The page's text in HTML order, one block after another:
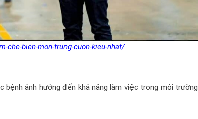
che-bien-mon-trung-cuon-kieu-nhat/
bệnh ảnh hưởng đến khả năng làm việc trong môi trường